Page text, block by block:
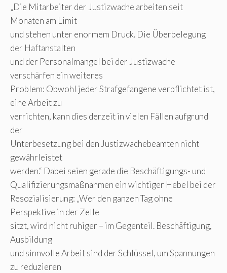
„Die Mitarbeiter der Justizwache arbeiten seit
Monaten am Limit
und stehen unter enormem Druck. Die Überbelegung
der Haftanstalten
und der Personalmangel bei der Justizwache
verschärfen ein weiteres
Problem: Obwohl jeder Strafgefangene verpflichtet ist,
eine Arbeit zu
verrichten, kann dies derzeit in vielen Fällen aufgrund
der
Unterbesetzung bei den Justizwachebeamten nicht
gewährleistet
werden.“ Dabei seien gerade die Beschäftigungs- und
Qualifizierungsmaßnahmen ein wichtiger Hebel bei der
Resozialisierung: „Wer den ganzen Tag ohne
Perspektive in der Zelle
sitzt, wird nicht ruhiger – im Gegenteil. Beschäftigung,
Ausbildung
und sinnvolle Arbeit sind der Schlüssel, um Spannungen
zu reduzieren